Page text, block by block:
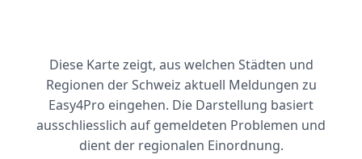
Diese Karte zeigt, aus welchen Städten und
Regionen der Schweiz aktuell Meldungen zu
Easy4Pro eingehen. Die Darstellung basiert
ausschliesslich auf gemeldeten Problemen und
dient der regionalen Einordnung.